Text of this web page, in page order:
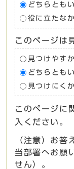
どちらとも
役に立たな
このページは
見つけやす
どちらとも
見つけにく
このページに
入ください。
（注意）お答
当部署へお願
せん）。